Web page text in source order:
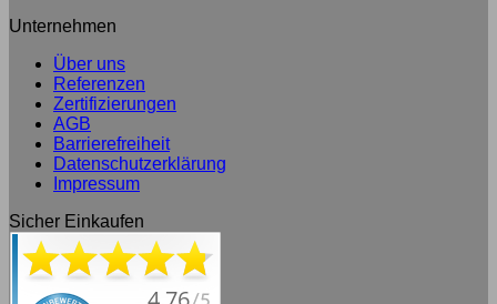
Unternehmen
Über uns
Referenzen
Zertifizierungen
AGB
Barrierefreiheit
Datenschutzerklärung
Impressum
Sicher Einkaufen